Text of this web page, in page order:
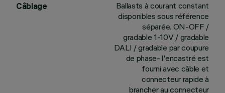
Câblage
Ballasts à courant constant
disponibles sous référence
séparée. ON-OFF /
gradable 1-10V / gradable
DALI / gradable par coupure
de phase- l'encastré est
fourni avec câble et
connecteur rapide à
brancher au connecteur